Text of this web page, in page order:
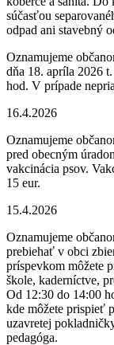
súčasťou
odpad ani stavebný
Oznamujeme
dňa 18. apríla 2026
hod. V prípade
16.4.2026
Oznamujeme
pred obecným
vakcinácia psov.
15 eur.
15.4.2026
Oznamujeme
prebiehať v obci
príspevkom môžete
škole, kaderníctve,
Od 12:30 do 14:00
kde môžete prispieť
uzavretej
pedagóga.